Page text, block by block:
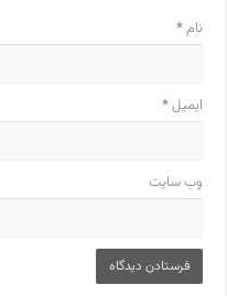
نام*
ایمیل*
وب‌ سایت